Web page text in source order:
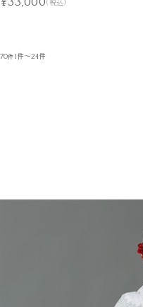
70件 1件～24件